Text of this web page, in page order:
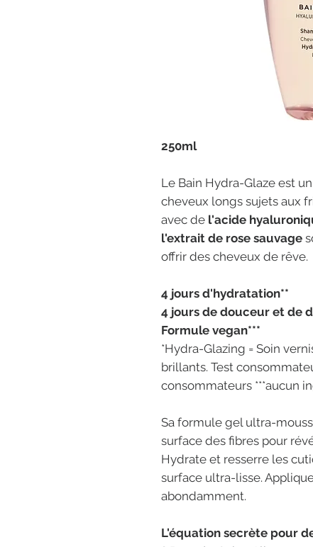
250ml
Le Bain Hydra-Glaze est un
cheveux longs sujets aux
avec de l'acide
l'extrait de rose sauvage
offrir des cheveux de rêve.
4 jours d'hydratation**
4 jours de douceur et de
Formule vegan***
*Hydra-Glazing = Soin
brillants. Test
consommateurs ***aucun
Sa formule gel ultra-
surface des fibres pour
Hydrate et resserre les
surface ultra-lisse.
abondamment.
L'équation secrète pour